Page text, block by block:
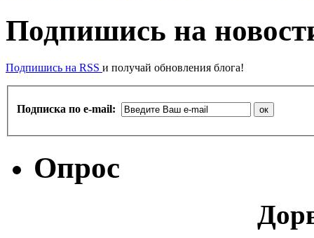
Подпишись на
Подпишись на RSS и получай обновления блога!
Подписка по e-mail:
Опрос